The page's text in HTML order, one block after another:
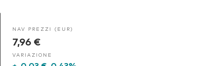
NAV PREZZI (EUR)
7,96 €
VARIAZIONE